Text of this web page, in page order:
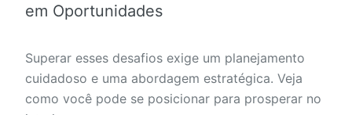
em Oportunidades
Superar esses desafios exige um planejamento
cuidadoso e uma abordagem estratégica. Veja
como você pode se posicionar para prosperar no